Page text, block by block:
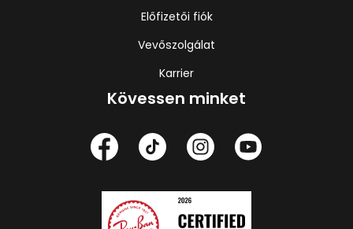
Előfizetői fiók
Vevőszolgálat
Karrier
Kövessen minket